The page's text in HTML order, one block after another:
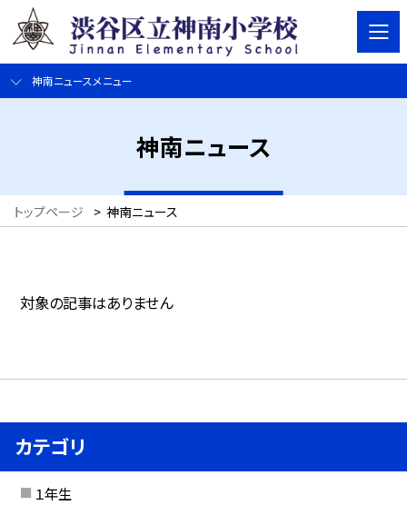
神南ニュースメニュー
神南ニュース
トップページ > 神南ニュース
対象の記事はありません
カテゴリ
１年生